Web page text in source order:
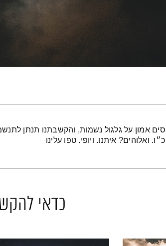
אמון על גלגול נשמות, והקשבתנו תנתן
ואלוהים? איתנו. ויופי. טפו עלינו
כדאי